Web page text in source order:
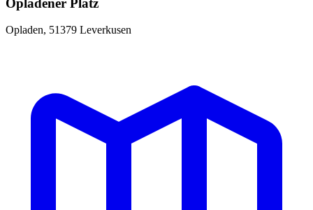
Opladener Platz
Opladen, 51379 Leverkusen